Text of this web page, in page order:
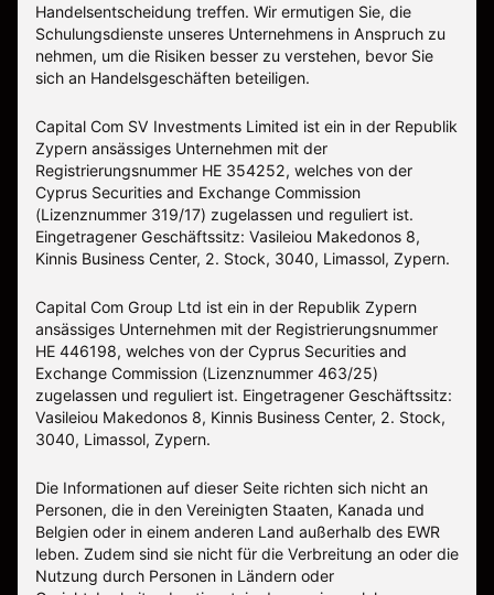
Handelsentscheidung treffen. Wir ermutigen Sie, die
Schulungsdienste unseres Unternehmens in Anspruch zu
nehmen, um die Risiken besser zu verstehen, bevor Sie
sich an Handelsgeschäften beteiligen.
Capital Com SV Investments Limited ist ein in der Republik
Zypern ansässiges Unternehmen mit der
Registrierungsnummer HE 354252, welches von der
Cyprus Securities and Exchange Commission
(Lizenznummer 319/17) zugelassen und reguliert ist.
Eingetragener Geschäftssitz: Vasileiou Makedonos 8,
Kinnis Business Center, 2. Stock, 3040, Limassol, Zypern.
Capital Com Group Ltd ist ein in der Republik Zypern
ansässiges Unternehmen mit der Registrierungsnummer
ΗΕ 446198, welches von der Cyprus Securities and
Exchange Commission (Lizenznummer 463/25)
zugelassen und reguliert ist. Eingetragener Geschäftssitz:
Vasileiou Makedonos 8, Kinnis Business Center, 2. Stock,
3040, Limassol, Zypern.
Die Informationen auf dieser Seite richten sich nicht an
Personen, die in den Vereinigten Staaten, Kanada und
Belgien oder in einem anderen Land außerhalb des EWR
leben. Zudem sind sie nicht für die Verbreitung an oder die
Nutzung durch Personen in Ländern oder